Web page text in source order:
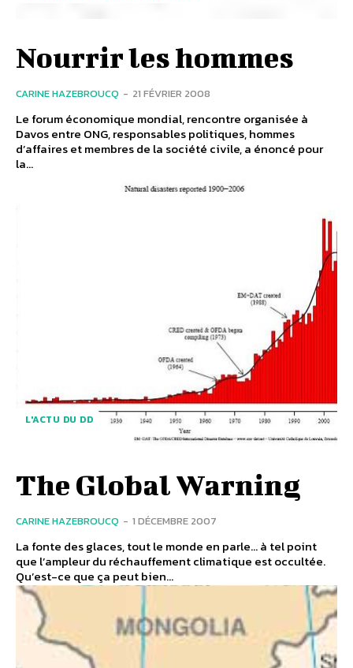
Nourrir les hommes
CARINE HAZEBROUCQ - 21 FÉVRIER 2008
Le forum économique mondial, rencontre organisée à
Davos entre ONG, responsables politiques, hommes
d’affaires et membres de la société civile, a énoncé pour
la...
L'ACTU DU DD
The Global Warning
CARINE HAZEBROUCQ - 1 DÉCEMBRE 2007
La fonte des glaces, tout le monde en parle… à tel point
que l’ampleur du réchauffement climatique est occultée.
Qu’est-ce que ça peut bien...